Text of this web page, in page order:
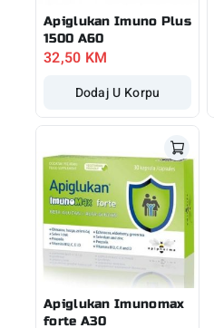
Apiglukan Imuno Plus
1500 A60
32,50 KM
Dodaj U Korpu
Apiglukan Imunomax
forte A30